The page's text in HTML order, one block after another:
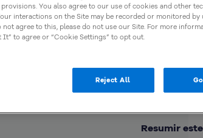
Resumir
You also agree to our use of cookies and other
interactions on the Site may be recorded or monitored by
agree to this, please do not use our Site. For more
It” to agree or “Cookie Settings” to opt out.
Reject All